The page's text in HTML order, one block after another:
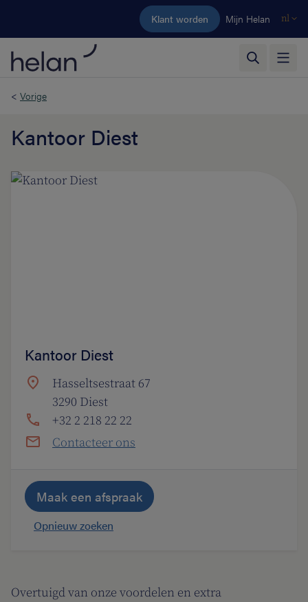
Ga naar de hoofdinhoud
Klant worden Mijn Helan nl
< Vorige
Kantoor Diest
Overtuigd van onze voordelen en extra
Kantoor Diest
Hasseltsestraat 67
3290 Diest
+32 2 218 22 22
Contacteer ons
Maak een afspraak
Opnieuw zoeken